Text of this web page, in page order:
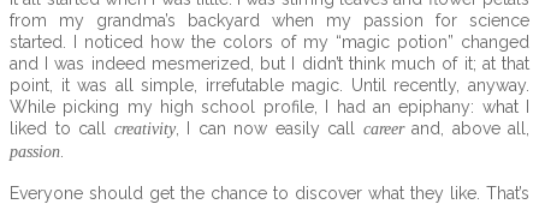
from my grandma’s backyard when my passion for science
started. I noticed how the colors of my “magic potion” changed
and I was indeed mesmerized, but I didn’t think much of it; at that
point, it was all simple, irrefutable magic. Until recently, anyway.
While picking my high school profile, I had an epiphany: what I
liked to call creativity, I can now easily call career and, above all,
passion
Everyone should get the chance to discover what they like. That’s